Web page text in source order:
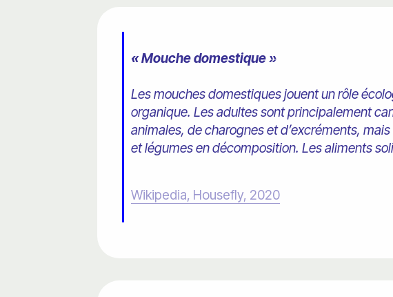
« Mouche domestique »
Les mouches domestiques jouent un rôle
organique. Les adultes sont principalement
animales, de charognes et d’excréments,
et légumes en décomposition. Les aliments
Wikipedia, Housefly, 2020